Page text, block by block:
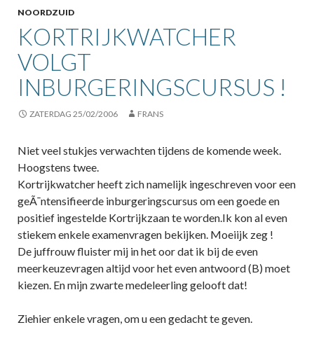
NOORDZUID
KORTRIJKWATCHER
VOLGT
INBURGERINGSCURSUS !
ZATERDAG 25/02/2006 FRANS
Niet veel stukjes verwachten tijdens de komende week.
Hoogstens twee.
Kortrijkwatcher heeft zich namelijk ingeschreven voor een
geÃ¯ntensifieerde inburgeringscursus om een goede en
positief ingestelde Kortrijkzaan te worden.Ik kon al even
stiekem enkele examenvragen bekijken. Moeiijk zeg !
De juffrouw fluister mij in het oor dat ik bij de even
meerkeuzevragen altijd voor het even antwoord (B) moet
kiezen. En mijn zwarte medeleerling gelooft dat!
Ziehier enkele vragen, om u een gedacht te geven.